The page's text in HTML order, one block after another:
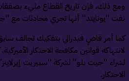
“يونايتد” أنها تجري محادثات مع “جيت
أمر قاضٍ فيدرالي بتفكيك تحالف سابق
قوانين مكافحة الاحتكار
“جيت بلو” لشركة “سبيريت إيرلاينز”